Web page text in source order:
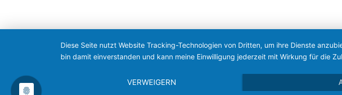
Diese Seite nutzt Website Tracking-Technologien von Dritten, um ihre Dienste
bin damit einverstanden und kann meine Einwilligung jederzeit mit Wirkung für die
VERWEIGERN